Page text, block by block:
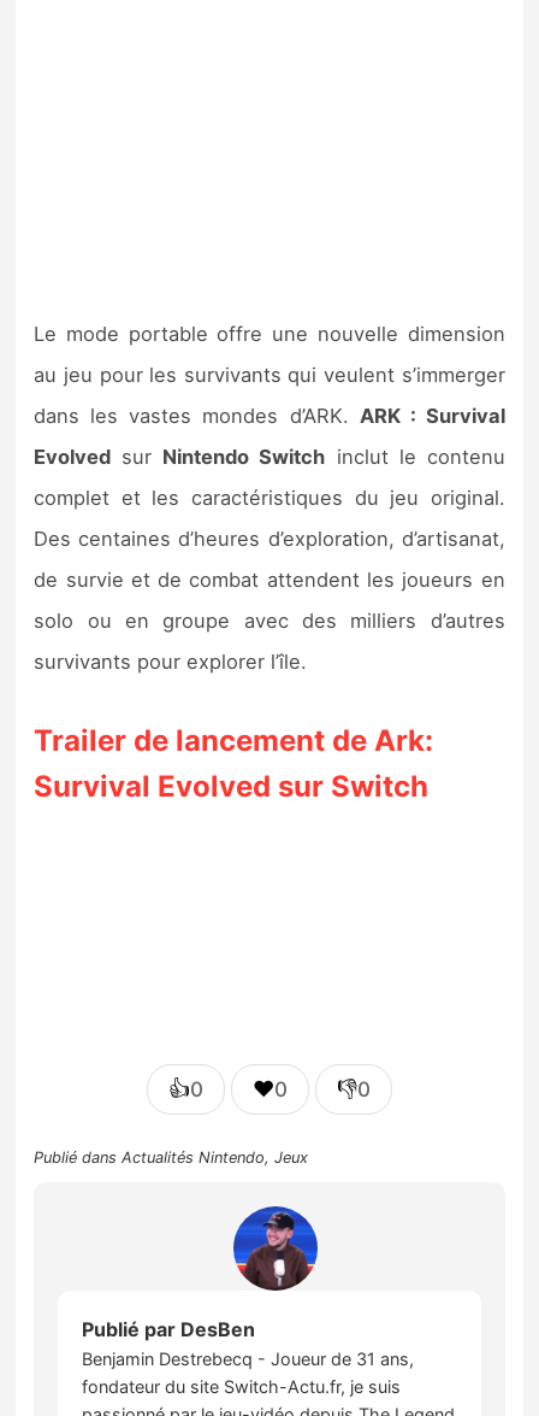
Le mode portable offre une nouvelle dimension
au jeu pour les survivants qui veulent s’immerger
dans les vastes mondes d’ARK. ARK : Survival
Evolved sur Nintendo Switch inclut le contenu
complet et les caractéristiques du jeu original.
Des centaines d’heures d’exploration, d’artisanat,
de survie et de combat attendent les joueurs en
solo ou en groupe avec des milliers d’autres
survivants pour explorer l’île.
Trailer de lancement de Ark:
Survival Evolved sur Switch
👍0 ❤️0 👎0
Publié dansActualités Nintendo,Jeux
Publié par DesBen
Benjamin Destrebecq - Joueur de 31 ans,
fondateur du site Switch-Actu.fr, je suis